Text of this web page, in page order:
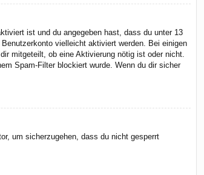
ist und du angegeben hast, dass du unter 13
vielleicht aktiviert werden. Bei einigen
mitgeteilt, ob eine Aktivierung nötig ist oder nicht.
Spam-Filter blockiert wurde. Wenn du dir sicher
um sicherzugehen, dass du nicht gesperrt